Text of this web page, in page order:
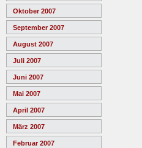
Oktober 2007
September 2007
August 2007
Juli 2007
Juni 2007
Mai 2007
April 2007
März 2007
Februar 2007